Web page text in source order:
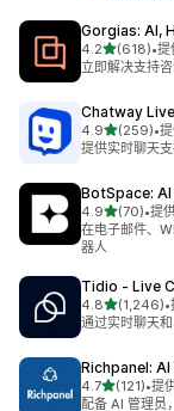
Gorgias: AI,
4.2星（满分 5
(618)
总共 618 条评
•提
立即解决支持
Chatway
4.9星（满分 5
(259)
总共 259 条评
•
提供实时聊天
BotSpace:
4.9星（满分 5
(70)
总共 70 条评论
•提
在电子邮件、
器人
Tidio ‑ Live
4.8星（满分 5
(1,246)
总共 1246 条 •
通过实时聊天
Richpanel:
4.7星（满分 5
(121)
总共 121 条评论
•提
配备 AI 管理员